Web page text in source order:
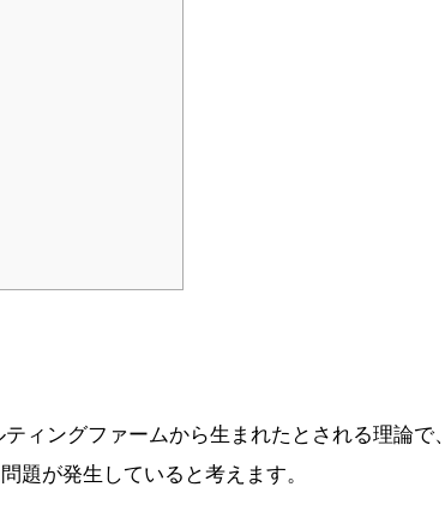
ィングファームから生まれたとされる理論で、
題が発生していると考えます。